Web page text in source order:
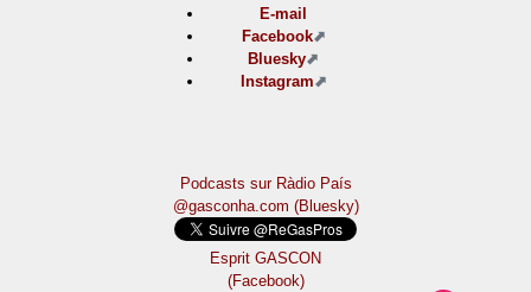
E-mail
Facebook
Bluesky
Instagram
Podcasts sur Ràdio País
@gasconha.com (Bluesky)
Esprit GASCON
(Facebook)